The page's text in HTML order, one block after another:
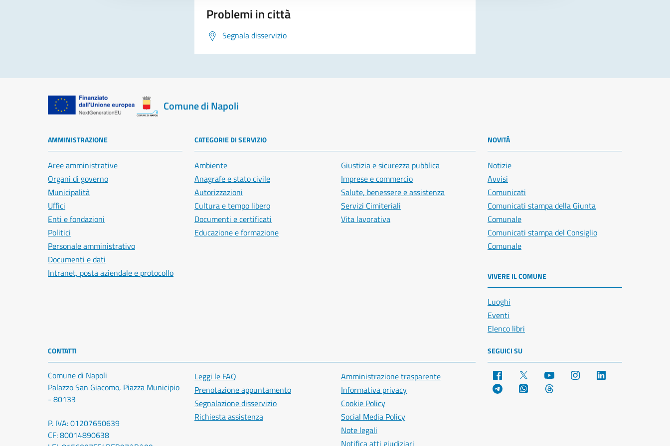
Problemi in città
Segnala disservizio
Comune di Napoli
AMMINISTRAZIONE
Aree amministrative
Organi di governo
Municipalità
Uffici
Enti e fondazioni
Politici
Personale amministrativo
Documenti e dati
Intranet, posta aziendale e protocollo
CATEGORIE DI SERVIZIO
Ambiente
Anagrafe e stato civile
Autorizzazioni
Cultura e tempo libero
Documenti e certificati
Educazione e formazione
Giustizia e sicurezza pubblica
Imprese e commercio
Salute, benessere e assistenza
Servizi Cimiteriali
Vita lavorativa
NOVITÀ
Notizie
Avvisi
Comunicati
Comunicati stampa della Giunta
Comunale
Comunicati stampa del Consiglio
Comunale
VIVERE IL COMUNE
Luoghi
Eventi
Elenco libri
CONTATTI
Comune di Napoli
Palazzo San Giacomo, Piazza Municipio
- 80133
P. IVA: 01207650639
CF: 80014890638
Leggi le FAQ
Prenotazione appuntamento
Segnalazione disservizio
Richiesta assistenza
Amministrazione trasparente
Informativa privacy
Cookie Policy
Social Media Policy
Note legali
SEGUICI SU
Facebook YouTube Instagram
Telegram WhatsApp